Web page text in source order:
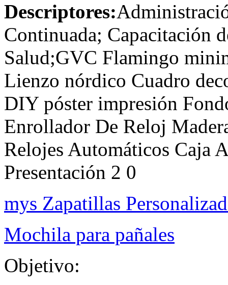
Descriptores:
Continuada; Capacitación
Salud;GVC Flamingo
Lienzo nórdico Cuadro
DIY póster impresión
Enrollador De Reloj
Relojes Automáticos Caja
Presentación 2 0
mys Zapatillas
Mochila para pañales
Objetivo: